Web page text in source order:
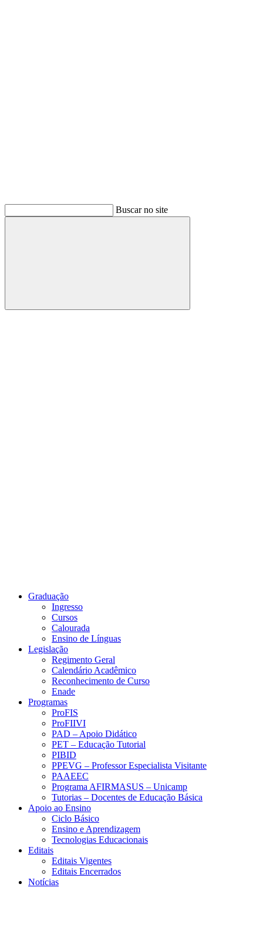
Buscar no site
Buscar
Graduação
Ingresso
Cursos
Calourada
Ensino de Línguas
Legislação
Regimento Geral
Calendário Acadêmico
Reconhecimento de Curso
Enade
Programas
ProFIS
ProFIIVI
PAD – Apoio Didático
PET – Educação Tutorial
PIBID
PPEVG – Professor Especialista Visitante
PAAEEC
Programa AFIRMASUS – Unicamp
Tutorias – Docentes de Educação Básica
Apoio ao Ensino
Ciclo Básico
Ensino e Aprendizagem
Tecnologias Educacionais
Editais
Editais Vigentes
Editais Encerrados
Notícias